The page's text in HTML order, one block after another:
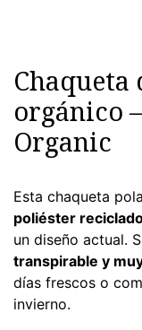
Chaqueta
orgánico
Organic
Esta chaqueta
poliéster
un diseño actual.
transpirable y
días frescos o
invierno.